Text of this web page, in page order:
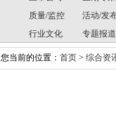
质量/监控
活动/发
行业文化
专题报道|
您当前的位置： 首页 > 综合资